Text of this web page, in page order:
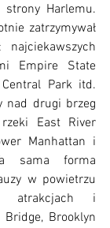
Harlemu.
zatrzymywał
Empire State
Park itd.
nad drugi brzeg
East River
Manhattan i
sama forma
w powietrzu
atrakcjach i
Bridge, Brooklyn